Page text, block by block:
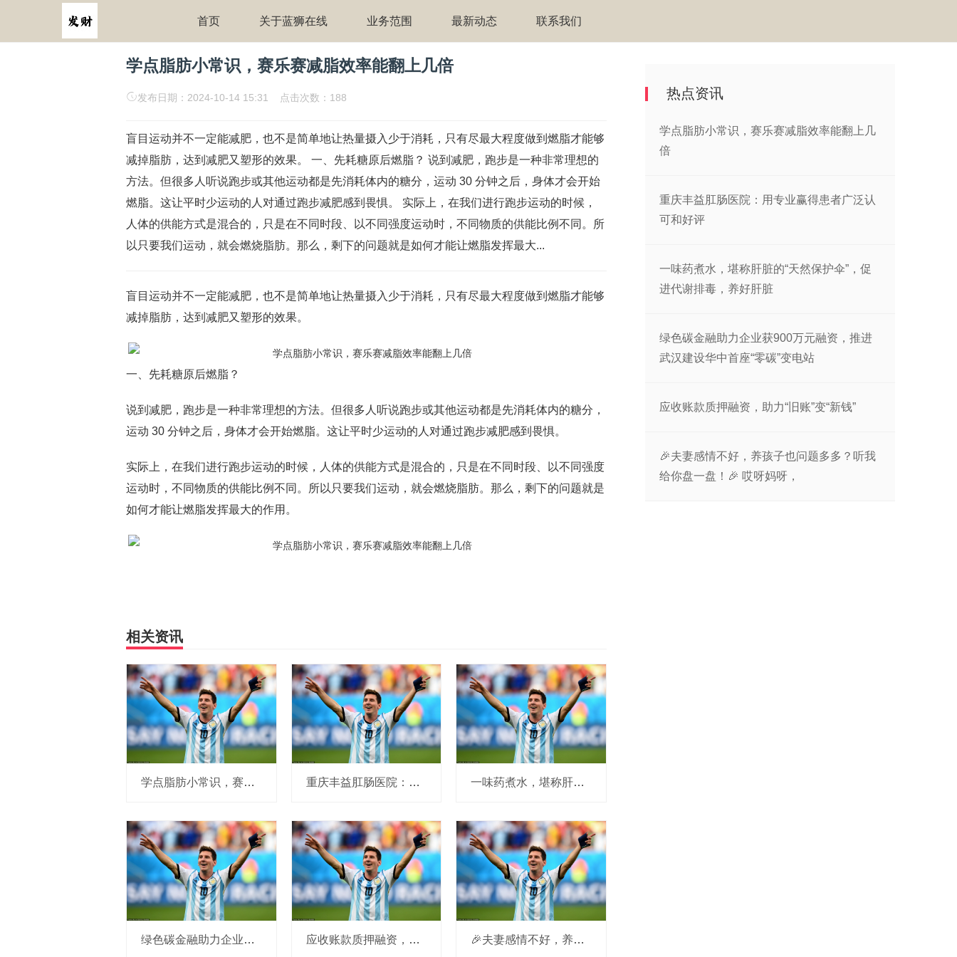
首页 关于蓝狮在线 业务范围 最新动态 联系我们
学点脂肪小常识，赛乐赛减脂效率能翻上几倍
发布日期：2024-10-14 15:31 点击次数：188
盲目运动并不一定能减肥，也不是简单地让热量摄入少于消耗，只有尽最大程度做到燃脂才能够
减掉脂肪，达到减肥又塑形的效果。 一、先耗糖原后燃脂？ 说到减肥，跑步是一种非常理想的
方法。但很多人听说跑步或其他运动都是先消耗体内的糖分，运动 30 分钟之后，身体才会开始
燃脂。这让平时少运动的人对通过跑步减肥感到畏惧。 实际上，在我们进行跑步运动的时候，
人体的供能方式是混合的，只是在不同时段、以不同强度运动时，不同物质的供能比例不同。所
以只要我们运动，就会燃烧脂肪。那么，剩下的问题就是如何才能让燃脂发挥最大...
盲目运动并不一定能减肥，也不是简单地让热量摄入少于消耗，只有尽最大程度做到燃脂才能够
减掉脂肪，达到减肥又塑形的效果。
一、先耗糖原后燃脂？
说到减肥，跑步是一种非常理想的方法。但很多人听说跑步或其他运动都是先消耗体内的糖分，
运动 30 分钟之后，身体才会开始燃脂。这让平时少运动的人对通过跑步减肥感到畏惧。
实际上，在我们进行跑步运动的时候，人体的供能方式是混合的，只是在不同时段、以不同强度
运动时，不同物质的供能比例不同。所以只要我们运动，就会燃烧脂肪。那么，剩下的问题就是
如何才能让燃脂发挥最大的作用。
相关资讯
学点脂肪小常识，赛乐赛减脂效率能翻上几倍 重庆丰益肛肠医院：用专业赢得患者广泛认可和好评 一味药煮水，堪称肝脏的“天然保护伞”，促进代谢排毒，养好肝脏
绿色碳金融助力企业获900万元融资，推进武汉建设华中首座“零碳”变电站 应收账款质押融资，助力“旧账”变“新钱” 🎉夫妻感情不好，养孩子也问题多多？听我给你盘一盘！🎉 哎呀妈呀，
热点资讯
学点脂肪小常识，赛乐赛减脂效率能翻上几
倍
重庆丰益肛肠医院：用专业赢得患者广泛认
可和好评
一味药煮水，堪称肝脏的“天然保护伞”，促
进代谢排毒，养好肝脏
绿色碳金融助力企业获900万元融资，推进
武汉建设华中首座“零碳”变电站
应收账款质押融资，助力“旧账”变“新钱”
🎉夫妻感情不好，养孩子也问题多多？听我
给你盘一盘！🎉 哎呀妈呀，